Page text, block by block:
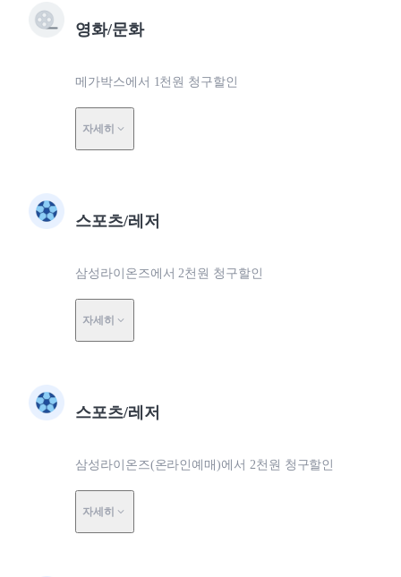
영화/문화
메가박스에서 1천원 청구할인
자세히
스포츠/레저
삼성라이온즈에서 2천원 청구할인
자세히
스포츠/레저
삼성라이온즈(온라인예매)에서 2천원 청구할인
자세히